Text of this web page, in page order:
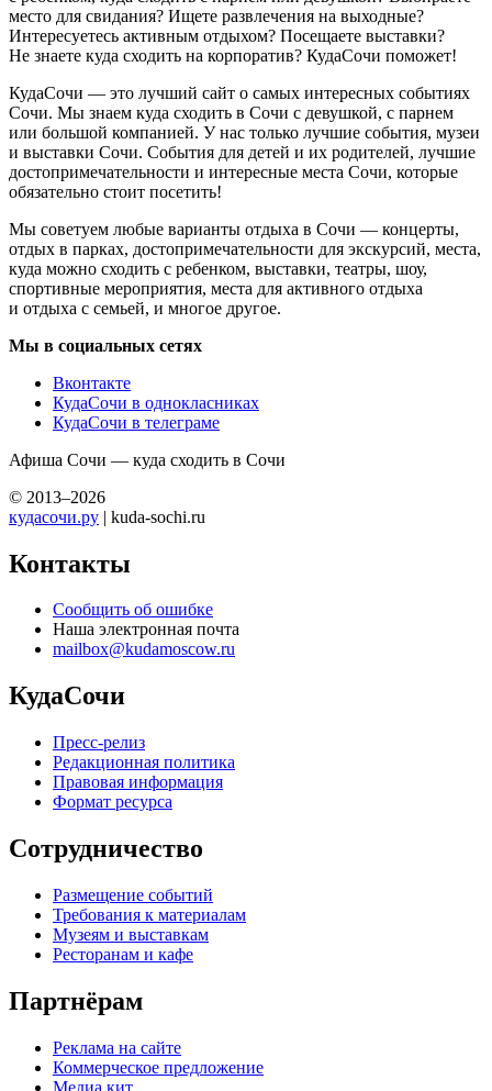
место для свидания? Ищете развлечения на выходные?
Интересуетесь активным отдыхом? Посещаете выставки?
Не знаете куда сходить на корпоратив? КудаСочи поможет!
КудаСочи — это лучший сайт о самых интересных событиях
Сочи. Мы знаем куда сходить в Сочи с девушкой, с парнем
или большой компанией. У нас только лучшие события, музеи
и выставки Сочи. События для детей и их родителей, лучшие
достопримечательности и интересные места Сочи, которые
обязательно стоит посетить!
Мы советуем любые варианты отдыха в Сочи — концерты,
отдых в парках, достопримечательности для экскурсий, места,
куда можно сходить с ребенком, выставки, театры, шоу,
спортивные мероприятия, места для активного отдыха
и отдыха с семьей, и многое другое.
Мы в социальных сетях
Вконтакте
КудаСочи в однокласниках
КудаСочи в телеграме
Афиша Сочи — куда сходить в Сочи
© 2013–2026
кудасочи.ру | kuda-sochi.ru
Контакты
Сообщить об ошибке
Наша электронная почта
mailbox@kudamoscow.ru
КудаСочи
Пресс-релиз
Редакционная политика
Правовая информация
Формат ресурса
Сотрудничество
Размещение событий
Требования к материалам
Музеям и выставкам
Ресторанам и кафе
Партнёрам
Реклама на сайте
Коммерческое предложение
Медиа кит